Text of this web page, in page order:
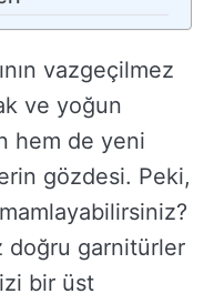
vazgeçilmez
ve yoğun
hem de yeni
gözdesi. Peki,
doğru garnitürler
bir üst